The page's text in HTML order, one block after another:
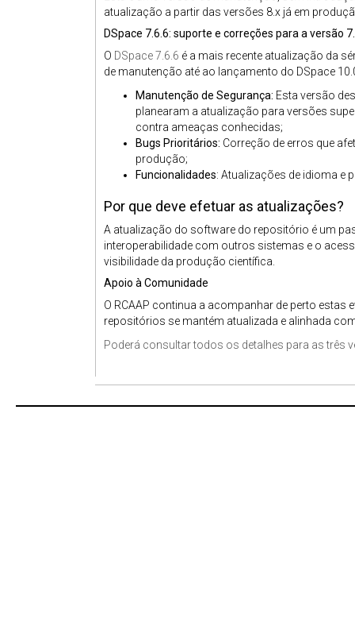
atualização a partir das versões 8.x já em
DSpace 7.6.6: suporte e correções para a versão
O DSpace 7.6.6 é a mais recente atualização da
de manutenção até ao lançamento do DSpace
Manutenção de Segurança: Esta versão
planearam a atualização para versões
contra ameaças conhecidas;
Bugs Prioritários: Correção de erros que
produção;
Funcionalidades: Atualizações de idioma e
Por que deve efetuar as atualizações?
A atualização do software do repositório é um
interoperabilidade com outros sistemas e o
visibilidade da produção científica.
Apoio à Comunidade
O RCAAP continua a acompanhar de perto estas
repositórios se mantém atualizada e alinhada
Poderá consultar todos os detalhes para as três